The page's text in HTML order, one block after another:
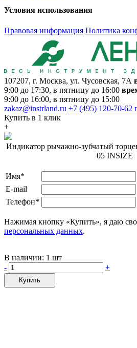
Условия использования
Правовая информация Политика
107207, г. Москва, ул. Чусовская, 7А
9:00 до 17:30, в пятницу до 16:00
9:00 до 16:00, в пятницу до 15:00
zakaz@instrland.ru +7 (495) 120-70-62
Купить в 1 клик
+
Индикатор рычажно-зубчатый
05 INSIZE
Имя*
E-mail
Телефон*
Нажимая кнопку «Купить», я даю
персональных данных.
В наличии: 1 шт
-
+
Купить